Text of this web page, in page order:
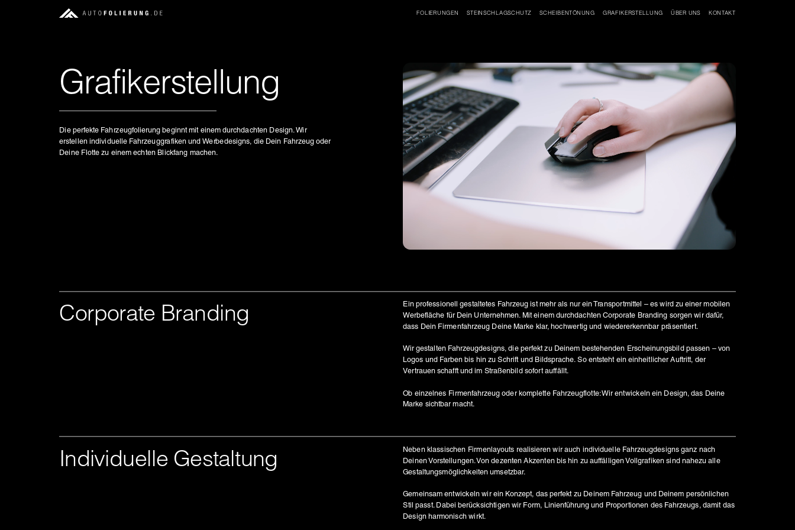
Grafikerstellung
Die perfekte Fahrzeugfolierung beginnt mit einem durchdachten Design. Wir
erstellen individuelle Fahrzeuggrafiken und Werbedesigns, die Dein Fahrzeug oder
Deine Flotte zu einem echten Blickfang machen.
Ein professionell gestaltetes Fahrzeug ist mehr als nur ein Transportmittel – es wird zu einer mobilen
Werbefläche für Dein Unternehmen. Mit einem durchdachten Corporate Branding sorgen wir dafür,
dass Dein Firmenfahrzeug Deine Marke klar, hochwertig und wiedererkennbar präsentiert.
Wir gestalten Fahrzeugdesigns, die perfekt zu Deinem bestehenden Erscheinungsbild passen – von
Logos und Farben bis hin zu Schrift und Bildsprache. So entsteht ein einheitlicher Auftritt, der
Vertrauen schafft und im Straßenbild sofort auffällt.
Ob einzelnes Firmenfahrzeug oder komplette Fahrzeugflotte: Wir entwickeln ein Design, das Deine
Marke sichtbar macht.
Corporate Branding
Neben klassischen Firmenlayouts realisieren wir auch individuelle Fahrzeugdesigns ganz nach
Deinen Vorstellungen. Von dezenten Akzenten bis hin zu auffälligen Vollgrafiken sind nahezu alle
Gestaltungsmöglichkeiten umsetzbar.
Gemeinsam entwickeln wir ein Konzept, das perfekt zu Deinem Fahrzeug und Deinem persönlichen
Stil passt. Dabei berücksichtigen wir Form, Linienführung und Proportionen des Fahrzeugs, damit das
Design harmonisch wirkt.
Individuelle Gestaltung
FOLIERUNGEN STEINSCHLAGSCHUTZ SCHEIBENTÖNUNG GRAFIKERSTELLUNG ÜBER UNS KONTAKT